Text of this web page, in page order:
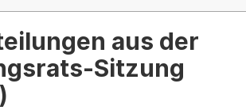
aus der
Sitzung